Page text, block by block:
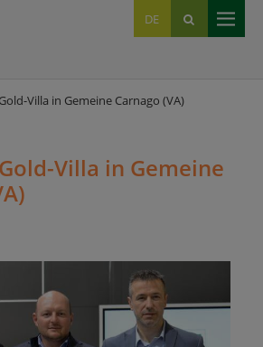
DE
IT
EN
Villa in Gemeine Carnago (VA)
Villa in Gemeine